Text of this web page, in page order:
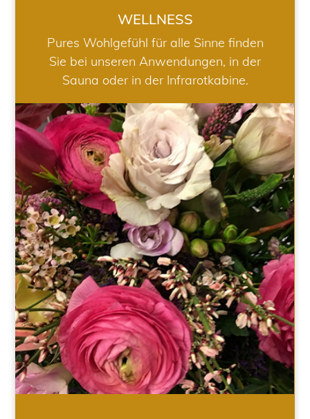
WELLNESS
Pures Wohlgefühl für alle Sinne finden
Sie bei unseren Anwendungen, in der
Sauna oder in der Infrarotkabine.
HOCHZEIT